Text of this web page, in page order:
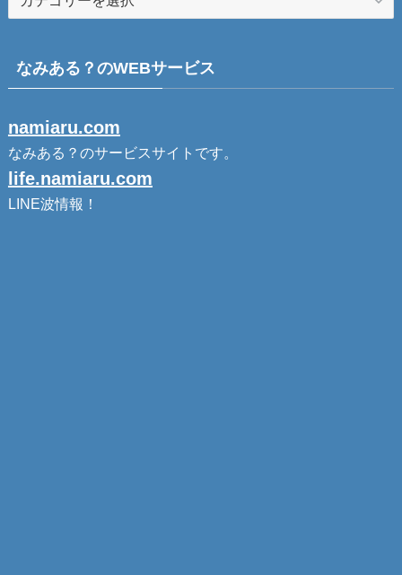
なみある？のWEBサービス
namiaru.com
なみある？のサービスサイトです。
life.namiaru.com
LINE波情報！